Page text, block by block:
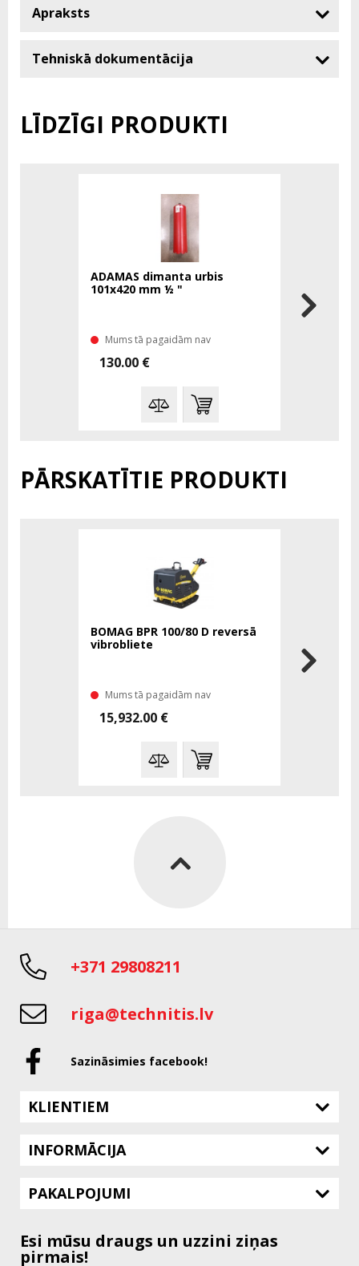
Apraksts
Tehniskā dokumentācija
LĪDZĪGI PRODUKTI
ADAMAS dimanta urbis
101x420 mm ½ "
Mums tā pagaidām nav
130.00 €
PĀRSKATĪTIE PRODUKTI
BOMAG BPR 100/80 D reversā
vibrobliete
Mums tā pagaidām nav
15,932.00 €
+371 29808211
riga@technitis.lv
Sazināsimies facebook!
KLIENTIEM
INFORMĀCIJA
PAKALPOJUMI
Esi mūsu draugs un uzzini ziņas
pirmais!